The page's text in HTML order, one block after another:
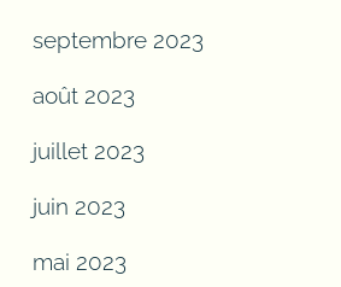
septembre 2023
août 2023
juillet 2023
juin 2023
mai 2023